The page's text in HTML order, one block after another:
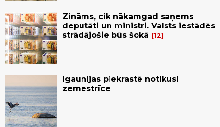
Zināms, cik nākamgad saņems
deputāti un ministri. Valsts iestādēs
strādājošie būs šokā
12
Igaunijas piekrastē notikusi
zemestrīce